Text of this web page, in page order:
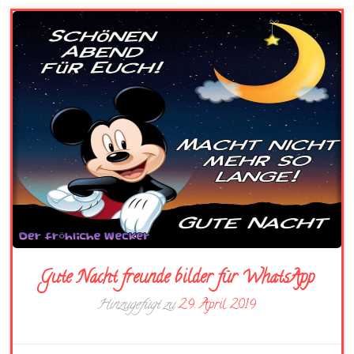
Gute Nacht freunde bilder für WhatsApp
Hinzugefügt zu29. April 2019